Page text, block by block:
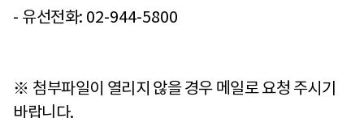
- 유선전화: 02-944-5800
※ 첨부파일이 열리지 않을 경우 메일로 요청 주시기
바랍니다.